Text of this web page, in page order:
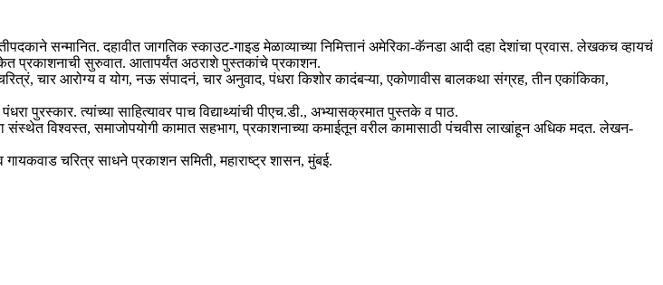
सन्मानित. दहावीत जागतिक स्काउट-गाइड मेळाव्याच्या निमित्तानं अमेरिका-कॅनडा आदी दहा देशांचा प्रवास. लेखकच व्हायचं
प्रकाशनाची सुरुवात. आतापर्यंत अठराशे पुस्तकांचे प्रकाशन.
चार आरोग्य व योग, नऊ संपादनं, चार अनुवाद, पंधरा किशोर कादंबऱ्या, एकोणावीस बालकथा संग्रह, तीन एकांकिका,
पुरस्कार. त्यांच्या साहित्यावर पाच विद्याथ्यांची पीएच.डी., अभ्यासक्रमात पुस्तके व पाठ.
संस्थेत विश्वस्त, समाजोपयोगी कामात सहभाग, प्रकाशनाच्या कमाईतून वरील कामासाठी पंचवीस लाखांहून अधिक मदत. लेखन-
चरित्र साधने प्रकाशन समिती, महाराष्ट्र शासन, मुंबई.